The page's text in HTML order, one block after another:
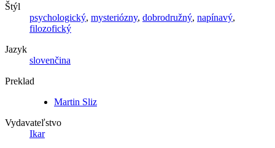
Štýl
psychologický, mysteriózny, dobrodružný, napínavý,
filozofický
Jazyk
slovenčina
Preklad
Martin Sliz
Vydavateľstvo
Ikar